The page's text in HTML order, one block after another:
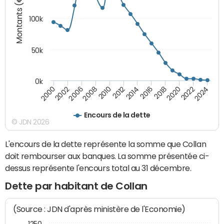
Montants (€)
Encours de la dette
200020022006200820102012201420162018202020222024
0k
50k
100k
© JDN 2026
L'encours de la dette représente la somme que Collan
doit rembourser aux banques. La somme présentée ci-
dessus représente l'encours total au 31 décembre.
Dette par habitant de Collan
(Source : JDN d'après ministère de l'Economie)